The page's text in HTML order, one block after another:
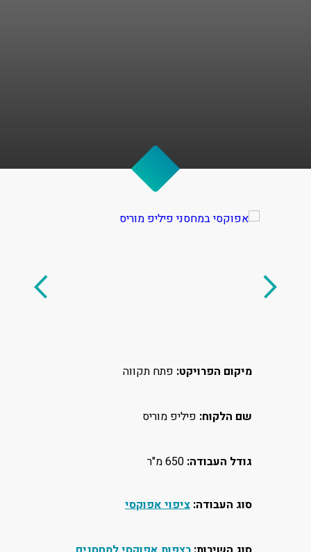
מיקום הפרויקט: פתח תקווה
שם הלקוח: פיליפ מוריס
גודל העבודה: 650 מ"ר
סוג העבודה: ציפוי אפוקסי